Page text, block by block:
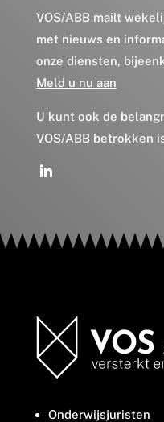
VOS/ABB mailt
met nieuws en
onze diensten,
Meld u nu aan
U kunt ook de
VOS/ABB betrokken
Onderwijsjuristen